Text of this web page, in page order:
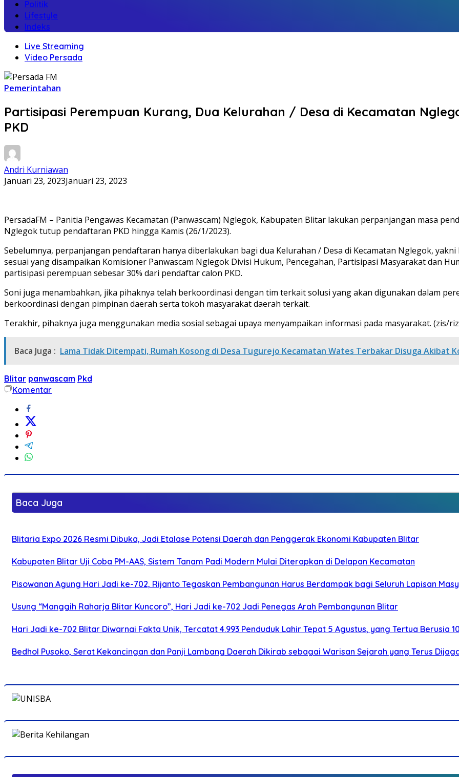
Politik
Lifestyle
Indeks
Live Streaming
Video Persada
Pemerintahan
Partisipasi Perempuan Kurang, Dua Kelurahan / Desa di Kecamatan
PKD
Andri Kurniawan
Januari 23, 2023Januari 23, 2023
PersadaFM – Panitia Pengawas Kecamatan (Panwascam) Nglegok, Kabupaten Blitar lakukan perpanjangan masa
Nglegok tutup pendaftaran PKD hingga Kamis (26/1/2023).
Sebelumnya, perpanjangan pendaftaran hanya diberlakukan bagi dua Kelurahan / Desa di Kecamatan Nglegok,
sesuai yang disampaikan Komisioner Panwascam Nglegok Divisi Hukum, Pencegahan, Partisipasi Masyarakat dan
partisipasi perempuan sebesar 30% dari pendaftar calon PKD.
Soni juga menambahkan, jika pihaknya telah berkoordinasi dengan tim terkait solusi yang akan digunakan dalam
berkoordinasi dengan pimpinan daerah serta tokoh masyarakat daerah terkait.
Terakhir, pihaknya juga menggunakan media sosial sebagai upaya menyampaikan informasi pada masyarakat. (zis/
Baca Juga : Lama Tidak Ditempati, Rumah Kosong di Desa Tugurejo Kecamatan Wates Terbakar Disuga Akibat
Blitar panwascam Pkd
Komentar
Baca Juga
Blitaria Expo 2026 Resmi Dibuka, Jadi Etalase Potensi Daerah dan Penggerak Ekonomi Kabupaten Blitar
Kabupaten Blitar Uji Coba PM-AAS, Sistem Tanam Padi Modern Mulai Diterapkan di Delapan Kecamatan
Pisowanan Agung Hari Jadi ke-702, Rijanto Tegaskan Pembangunan Harus Berdampak bagi Seluruh Lapisan
Usung “Manggih Raharja Blitar Kuncoro”, Hari Jadi ke-702 Jadi Penegas Arah Pembangunan Blitar
Hari Jadi ke-702 Blitar Diwarnai Fakta Unik, Tercatat 4.993 Penduduk Lahir Tepat 5 Agustus, yang Tertua Berusia
Bedhol Pusoko, Serat Kekancingan dan Panji Lambang Daerah Dikirab sebagai Warisan Sejarah yang Terus